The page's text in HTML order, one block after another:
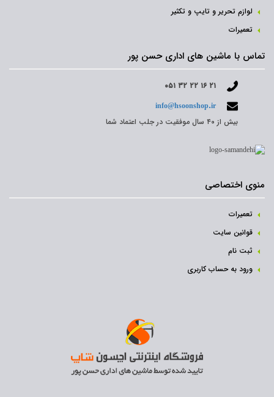
لوازم تحریر و تایپ و تکثیر
تعمیرات
تماس با ماشین های اداری حسن پور
۰۵۱ ۳۲ ۲۲ ۱۶ ۲۱
info@hsoonshop.ir
بیش از ۴۰ سال موفقیت در جلب اعتماد شما
منوی اختصاصی
تعمیرات
قوانین سایت
ثبت نام‌
ورود به حساب کاربری